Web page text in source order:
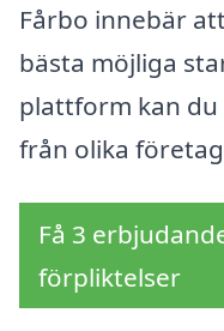
Fårbo innebär
bästa möjliga
plattform kan
från olika
Få 3
förpliktelser